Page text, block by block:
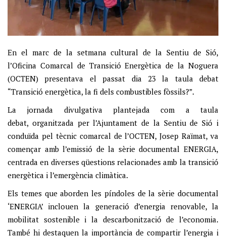
En el marc de la setmana cultural de la Sentiu de Sió,
l’Oficina Comarcal de Transició Energètica de la Noguera
(OCTEN) presentava el passat dia 23 la taula debat
“Transició energètica, la fi dels combustibles fòssils?”.
La jornada divulgativa plantejada com a taula
debat, organitzada per l’Ajuntament de la Sentiu de Sió i
conduïda pel tècnic comarcal de l’OCTEN, Josep Raïmat, va
començar amb l’emissió de la sèrie documental ENERGIA,
centrada en diverses qüestions relacionades amb la transició
energètica i l’emergència climàtica.
Els temes que aborden les píndoles de la sèrie documental
‘ENERGIA’ inclouen la generació d’energia renovable, la
mobilitat sostenible i la descarbonització de l’economia.
També hi destaquen la importància de compartir l’energia i